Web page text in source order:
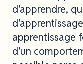
d’apprendre,
apprentissage
d’un